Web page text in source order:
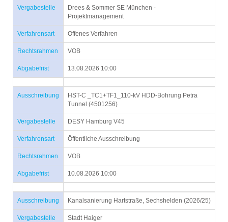
Vergabestelle
Drees & Sommer SE München -
Projektmanagement
Verfahrensart Offenes Verfahren
Rechtsrahmen VOB
Abgabefrist 13.08.2026 10:00
Ausschreibung
HST-C _TC1+TF1_110-kV HDD-Bohrung Petra
Tunnel (4501256)
Vergabestelle DESY Hamburg V45
Verfahrensart Öffentliche Ausschreibung
Rechtsrahmen VOB
Abgabefrist 10.08.2026 10:00
Ausschreibung Kanalsanierung Hartstraße, Sechshelden (2026/25)
Vergabestelle Stadt Haiger